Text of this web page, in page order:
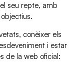
seu repte, amb
conèixer els
i estar
de la web oficial: